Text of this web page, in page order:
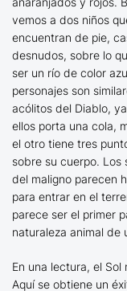
vemos a dos niños
encuentran de pie,
desnudos, sobre lo
ser un río de color
personajes son
acólitos del Diablo,
ellos porta una cola,
el otro tiene tres
sobre su cuerpo. Los
del maligno parecen
para entrar en el
parece ser el primer
naturaleza animal de
En una lectura, el
Aquí se obtiene un